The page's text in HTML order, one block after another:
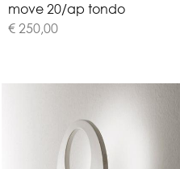
move 20/ap tondo
€ 250,00